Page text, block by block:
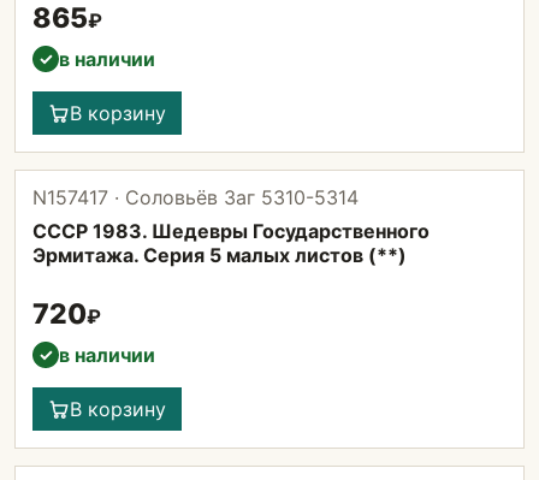
865₽
✓ в наличии
В корзину
N157417 · Соловьёв Заг 5310-5314
СССР 1983. Шедевры Государственного
Эрмитажа. Серия 5 малых листов (**)
720₽
✓ в наличии
В корзину